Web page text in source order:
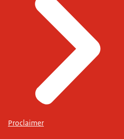
Proclaimer